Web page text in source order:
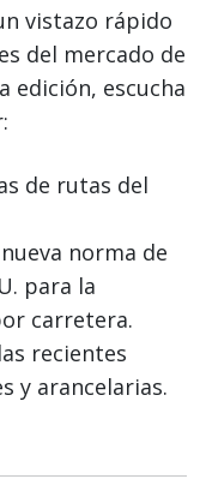
vistazo rápido
del mercado de
edición, escucha
de rutas del
norma de
para la
carretera.
recientes
y arancelarias.